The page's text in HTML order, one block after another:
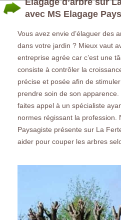
avec MS Elagage
Vous avez envie d’élaguer des
dans votre jardin ? Mieux vaut
entreprise agrée car c’est une
consiste à contrôler la
précise et posée afin de
prendre soin de son apparence.
faites appel à un spécialiste
normes régissant la profession.
Paysagiste présente sur La
aider pour couper les arbres